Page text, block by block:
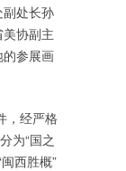
处长孙
协副主
参展画
，经严格
为“国之
西胜概”